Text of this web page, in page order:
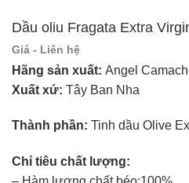
Dầu oliu Fragata Extra
Giá - Liên hệ
Hãng sản xuất: Angel
Xuất xứ: Tây Ban Nha
Thành phần: Tinh dầu Olive
Chỉ tiêu chất lượng: